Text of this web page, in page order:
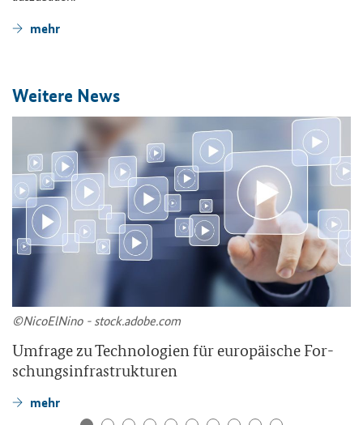
mehr
Wei­te­re News
©Ni­co­ElNi­no - stock.adobe.com
Um­fra­ge zu Tech­no­lo­gien für eu­ro­päi­sche For­
schungs­in­fra­struk­tu­ren
mehr